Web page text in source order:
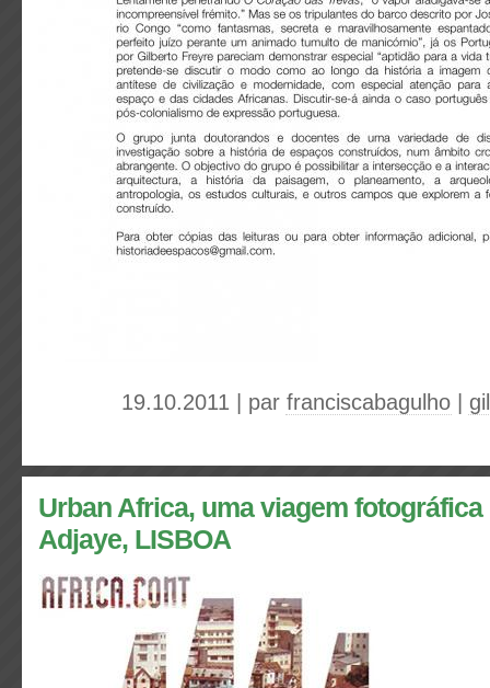
19.10.2011 | par franciscabagulho
Urban Africa, uma viagem
Adjaye, LISBOA